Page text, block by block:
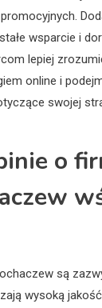
wsparcie i
lepiej
online i
swojej
o
są
wysoką